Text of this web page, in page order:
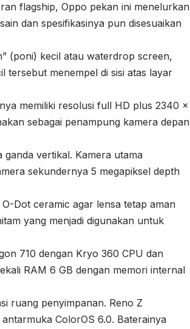
flagship, Oppo pekan ini menelurkan
dan spesifikasinya pun disesuaikan
(poni) kecil atau waterdrop screen,
tersebut menempel di sisi atas layar
memiliki resolusi full HD plus 2340 x
sebagai penampung kamera depan
vertikal. Kamera utama
sekundernya 5 megapiksel depth
Dot ceramic agar lensa tetap aman
yang menjadi digunakan untuk
710 dengan Kryo 360 CPU dan
RAM 6 GB dengan memori internal
ruang penyimpanan. Reno Z
ColorOS 6.0. Baterainya